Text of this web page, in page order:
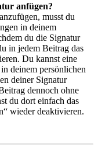
anfügen?
musst du
in deinem
du die Signatur
in jedem Beitrag das
Du kannst eine
deinem persönlichen
deiner Signatur
dennoch ohne
du dort einfach das
wieder deaktivieren.